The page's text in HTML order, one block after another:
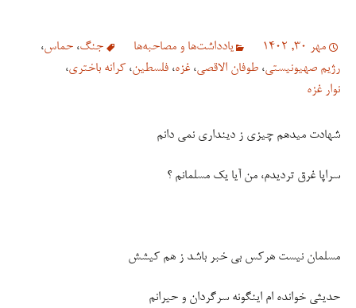
مهر 30, 1402 یادداشت‌ها و مصاحبه‌ها جنگ، حماس،
رژیم صهیونیستی، طوفان الاقصی، غزه، فلسطین، کرانه باختری،
نوار غزه
شهادت میدهم چیزی ز دینداری نمی دانم
سراپا غرق تردیدم، من آیا یک مسلمانم ؟
مسلمان نیست هرکس بی خبر باشد ز هم کیشش
حدیثی خوانده ام اینگونه سرگردان و حیرانم